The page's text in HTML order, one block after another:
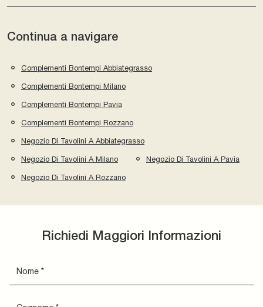
Continua a navigare
Complementi Bontempi Abbiategrasso
Complementi Bontempi Milano
Complementi Bontempi Pavia
Complementi Bontempi Rozzano
Negozio Di Tavolini A Abbiategrasso
Negozio Di Tavolini A Milano Negozio Di Tavolini A Pavia
Negozio Di Tavolini A Rozzano
Richiedi Maggiori Informazioni